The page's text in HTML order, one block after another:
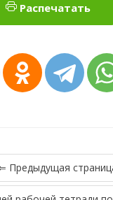
Распечатать
Предыдущая